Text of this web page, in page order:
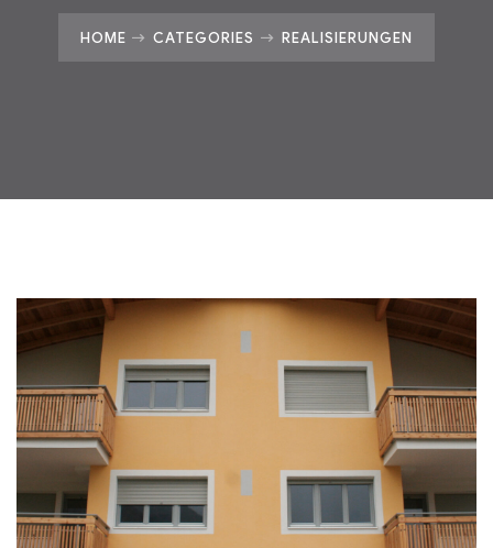
HOME CATEGORIES REALISIERUNGEN